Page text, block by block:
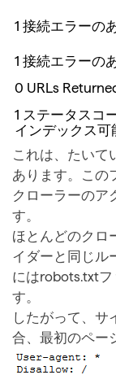
1 接続エラーの
1 接続エラーの
0 URLs
1 ステータスコ
インデックス可
これは、たいて
あります。この
クローラーのア
す。
ほとんどのクロ
イダーと同じル
にはrobots.txtフ
す。
したがって、サ
合、最初のペー